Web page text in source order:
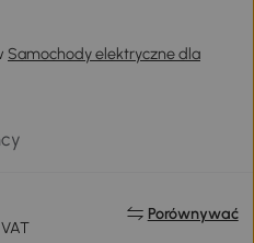
Samochody elektryczne dla
Porównywać